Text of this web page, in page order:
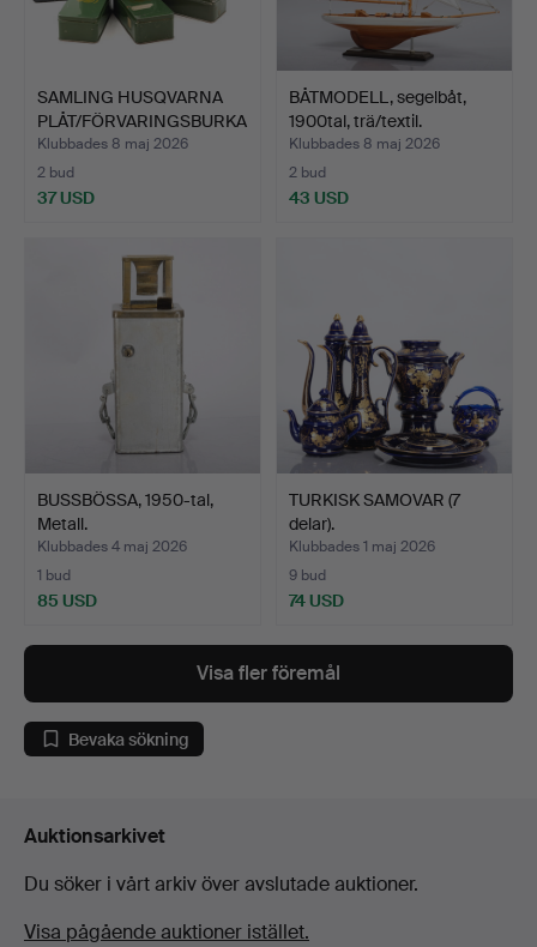
SAMLING HUSQVARNA
PLÅT/FÖRVARINGSBURKA
R (1…
Klubbades 8 maj 2026
2 bud
37 USD
BÅTMODELL, segelbåt,
1900tal, trä/textil.
Klubbades 8 maj 2026
2 bud
43 USD
BUSSBÖSSA, 1950-tal,
Metall.
Klubbades 4 maj 2026
1 bud
85 USD
TURKISK SAMOVAR (7
delar).
Klubbades 1 maj 2026
9 bud
74 USD
Visa fler föremål
Bevaka sökning
Auktionsarkivet
Du söker i vårt arkiv över avslutade auktioner.
Visa pågående auktioner istället.